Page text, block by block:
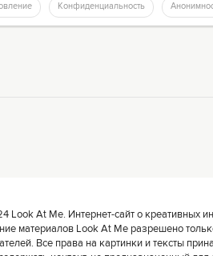
Конфиденциальность
At Me. Интернет-сайт о креативных
материалов Look At Me разрешено
Все права на картинки и тексты